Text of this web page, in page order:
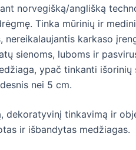
norvegišką/anglišką
Tinka mūrinių ir
karkaso
sienoms, luboms ir
ypač tinkanti
nei 5 cm.
tinkavimą ir
ir išbandytas medžiagas.